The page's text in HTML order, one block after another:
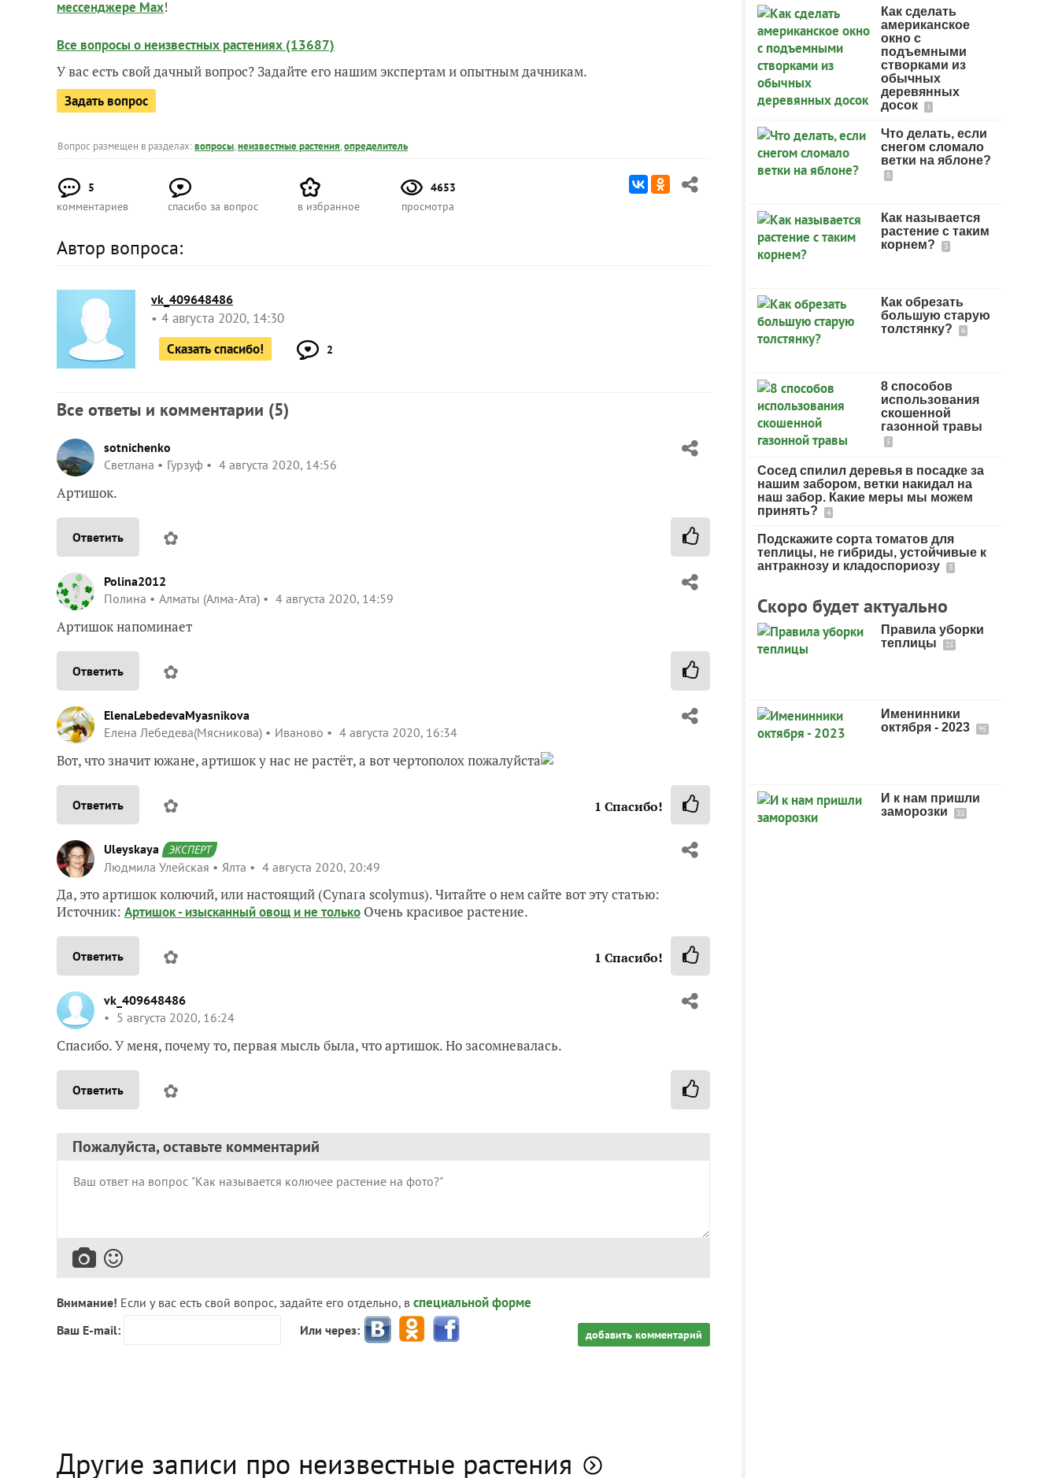
мессенджере Max!
Все вопросы о неизвестных растениях (13687)
У вас есть свой дачный вопрос? Задайте его нашим экспертам и опытным дачникам.
Задать вопрос
Вопрос размещен в разделах:вопросы,неизвестные растения,определитель
5
комментариев
спасибо за вопрос в избранное
4653
просмотра
Автор вопроса:
vk_409648486
4 августа 2020, 14:30
Сказать спасибо!
2
Все ответы и комментарии (5)
sotnichenko
Светлана
Гурзуф 4 августа 2020, 14:56
Артишок.
Ответить ✿
Polina2012
Полина
Алматы (Алма-Ата) 4 августа 2020, 14:59
Артишок напоминает
Ответить ✿
ElenaLebedevaMyasnikova
Елена Лебедева(Мясникова)
Иваново 4 августа 2020, 16:34
Вот, что значит южане, артишок у нас не растёт, а вот чертополох пожалуйста
Ответить ✿ 1 Спасибо!
Uleyskaya ЭКСПЕРТ
Людмила Улейская Ялта 4 августа 2020, 20:49
Да, это артишок колючий, или настоящий (Cynara scolymus). Читайте о нем сайте вот эту статью:
Источник: Артишок - изысканный овощ и не только Очень красивое растение.
Ответить ✿ 1 Спасибо!
vk_409648486
5 августа 2020, 16:24
Спасибо. У меня, почему то, первая мысль была, что артишок. Но засомневалась.
Ответить ✿
Пожалуйста, оставьте комментарий
Внимание! Если у вас есть свой вопрос, задайте его отдельно, в специальной форме
Ваш E-mail: Или через: добавить комментарий
Другие записи про неизвестные растения
Как сделать
американское
окно с
подъемными
створками из
обычных
деревянных
досок
1
Что делать, если
снегом сломало
ветки на яблоне?
8
Как называется
растение с таким
корнем?
3
Как обрезать
большую старую
толстянку?
6
8 способов
использования
скошенной
газонной травы
5
Сосед спилил деревья в посадке за
нашим забором, ветки накидал на
наш забор. Какие меры мы можем
принять?
4
Подскажите сорта томатов для
теплицы, не гибриды, устойчивые к
антракнозу и кладоспориозу
3
Скоро будет актуально
Правила уборки
теплицы
25
Именинники
октября - 2023
95
И к нам пришли
заморозки
33